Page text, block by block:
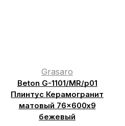
Grasaro
Beton G-1101/МR/р01
Плинтус Керамогранит
матовый 76×600х9
бежевый